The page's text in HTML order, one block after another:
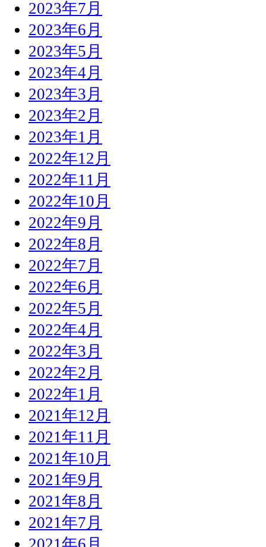
2023年7月
2023年6月
2023年5月
2023年4月
2023年3月
2023年2月
2023年1月
2022年12月
2022年11月
2022年10月
2022年9月
2022年8月
2022年7月
2022年6月
2022年5月
2022年4月
2022年3月
2022年2月
2022年1月
2021年12月
2021年11月
2021年10月
2021年9月
2021年8月
2021年7月